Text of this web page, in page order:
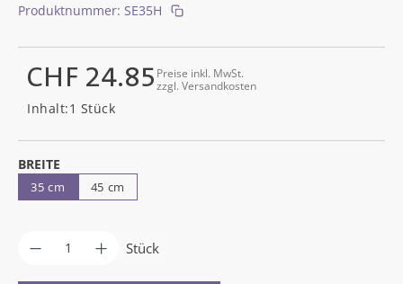
Regulärer Preis:
CHF 24.85 Preise inkl. MwSt.
zzgl. Versandkosten
Inhalt:1 Stück
BREITE
35 cm 45 cm
Produkt Anzahl: Gib den gewünschten
Stück
Produktnummer: SE35H